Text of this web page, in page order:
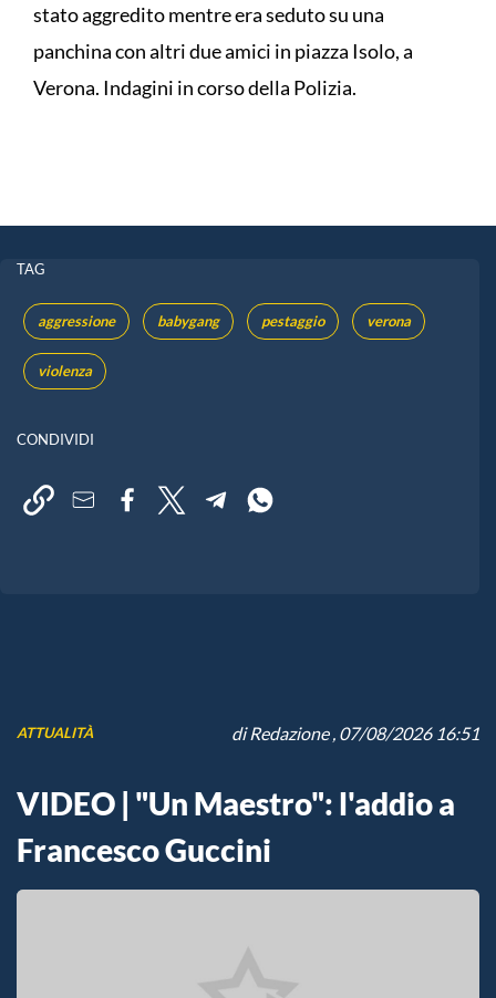
stato aggredito mentre era seduto su una
panchina con altri due amici in piazza Isolo, a
Verona. Indagini in corso della Polizia.
TAG
aggressione babygang pestaggio verona
violenza
CONDIVIDI
ATTUALITÀ diRedazione, 07/08/2026 16:51
VIDEO | "Un Maestro": l'addio a
Francesco Guccini